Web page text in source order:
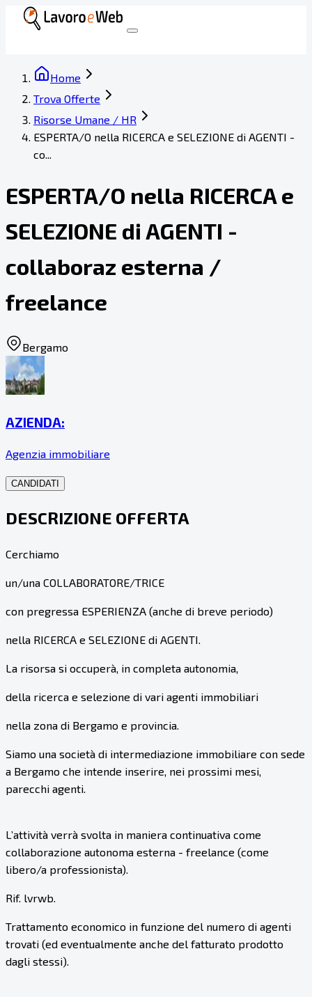
Home
Trova Offerte
Risorse Umane / HR
ESPERTA/O nella RICERCA e SELEZIONE di AGENTI -
co...
ESPERTA/O nella RICERCA e
SELEZIONE di AGENTI -
collaboraz esterna /
freelance
Bergamo
AZIENDA:
Agenzia immobiliare
CANDIDATI
DESCRIZIONE OFFERTA
Cerchiamo
un/una COLLABORATORE/TRICE
con pregressa ESPERIENZA (anche di breve periodo)
nella RICERCA e SELEZIONE di AGENTI.
La risorsa si occuperà, in completa autonomia,
della ricerca e selezione di vari agenti immobiliari
nella zona di Bergamo e provincia.
Siamo una società di intermediazione immobiliare con sede
a Bergamo che intende inserire, nei prossimi mesi,
parecchi agenti.
L’attività verrà svolta in maniera continuativa come
collaborazione autonoma esterna - freelance (come
libero/a professionista).
Rif. lvrwb.
Trattamento economico in funzione del numero di agenti
trovati (ed eventualmente anche del fatturato prodotto
dagli stessi).